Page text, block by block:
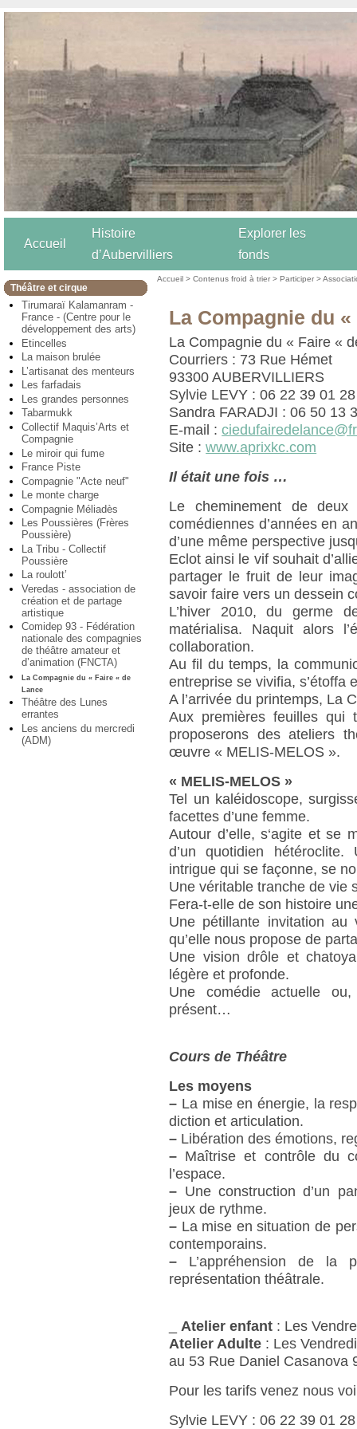
Accueil
Histoire
d’Aubervilliers
Explorer les
fonds
Théâtre et cirque
Tirumaraï Kalamanram -
France - (Centre pour le
développement des arts)
Etincelles
La maison brulée
L’artisanat des menteurs
Les farfadais
Les grandes personnes
Tabarmukk
Collectif Maquis’Arts et
Compagnie
Le miroir qui fume
France Piste
Compagnie "Acte neuf"
Le monte charge
Compagnie Méliadès
Les Poussières (Frères
Poussière)
La Tribu - Collectif
Poussière
La roulott’
Veredas - association de
création et de partage
artistique
Comidep 93 - Fédération
nationale des compagnies
de théâtre amateur et
d’animation (FNCTA)
La Compagnie du « Faire « de
Lance
Théâtre des Lunes
errantes
Les anciens du mercredi
(ADM)
Accueil >Contenus froid à trier >Participer >
La Compagnie du
La Compagnie du « Faire «
Courriers : 73 Rue Hémet
93300 AUBERVILLIERS
Sylvie LEVY : 06 22 39 01 28
Sandra FARADJI : 06 50 13
E-mail :
Site :www.aprixkc.com
Il était une fois …
Le cheminement de
comédiennes d’années en
d’une même perspective
Eclot ainsi le vif souhait
partager le fruit de leur
savoir faire vers un dessein
L’hiver 2010, du germe
matérialisa. Naquit alors
collaboration.
Au fil du temps, la
entreprise se vivifia, s’étoffa
A l’arrivée du printemps, La
Aux premières feuilles qui
proposerons des ateliers
œuvre « MELIS-MELOS ».
« MELIS-MELOS »
Tel un kaléidoscope,
facettes d’une femme.
Autour d’elle, s‘agite et se
d’un quotidien
intrigue qui se façonne, se
Une véritable tranche de vie
Fera-t-elle de son histoire
Une pétillante invitation au
qu’elle nous propose de
Une vision drôle et
légère et profonde.
Une comédie actuelle
présent…
Cours de Théâtre
Les moyens
– La mise en énergie, la
diction et articulation.
– Libération des émotions,
– Maîtrise et contrôle du
l’espace.
– Une construction d’un
jeux de rythme.
– La mise en situation de
contemporains.
– L’appréhension de la
représentation théâtrale.
_Atelier enfant : Les
Atelier Adulte : Les
au 53 Rue Daniel Casanova
Pour les tarifs venez nous
Sylvie LEVY : 06 22 39 01 28